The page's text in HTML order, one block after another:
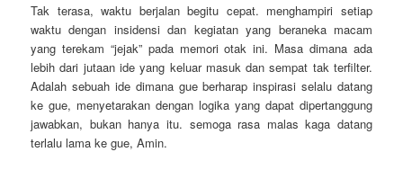
Tak terasa, waktu berjalan begitu cepat. menghampiri setiap
waktu dengan insidensi dan kegiatan yang beraneka macam
yang terekam “jejak” pada memori otak ini. Masa dimana ada
lebih dari jutaan ide yang keluar masuk dan sempat tak terfilter.
Adalah sebuah ide dimana gue berharap inspirasi selalu datang
ke gue, menyetarakan dengan logika yang dapat dipertanggung
jawabkan, bukan hanya itu. semoga rasa malas kaga datang
terlalu lama ke gue, Amin.